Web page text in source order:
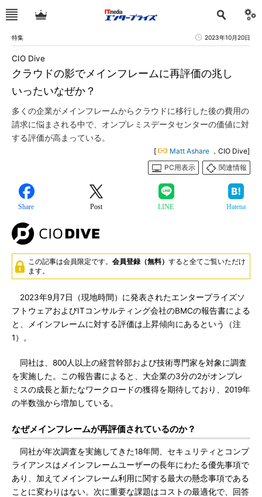
特集 2023年10月20日
クラウドの影でメインフレームに再評価の兆し
いったいなぜか？
CIO Dive
多くの企業がメインフレームからクラウドに移行した後の費用の
請求に悩まされる中で、オンプレミスデータセンターの価値に対
する評価が高まっている。
[ Matt Ashare ，CIO Dive]
PC用表示
関連情報
Share Post LINE Hatena
この記事は会員限定です。 会員登録（無料） すると全てご覧いただけ
ます。
2023年9月7日（現地時間）に発表されたエンタープライズソ
フトウェアおよびITコンサルティング会社のBMCの報告書による
と、メインフレームに対する評価は上昇傾向にあるという（注
1）。
同社は、800人以上の経営幹部および技術専門家を対象に調査
を実施した。この報告書によると、大企業の3分の2がオンプレ
ミスの成長と新たなワークロードの獲得を期待しており、2019年
の半数強から増加している。
なぜメインフレームが再評価されているのか？
同社が年次調査を実施してきた18年間、セキュリティとコンプ
ライアンスはメインフレームユーザーの長年にわたる優先事項で
あり、加えてメインフレーム利用に関する最大の懸念事項である
ことに変わりはない。次に重要な課題はコストの最適化で、回答